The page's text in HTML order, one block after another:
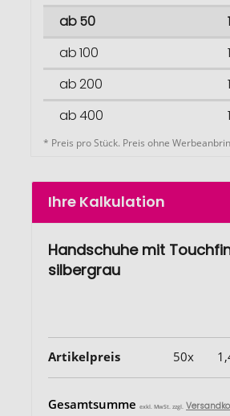
ab 50
ab 100
ab 200
ab 400
* Preis pro Stück. Preis ohne
Ihre Kalkulation
Handschuhe mit
silbergrau
Artikelpreis 50x
Gesamtsumme exkl. MwSt. zzgl.